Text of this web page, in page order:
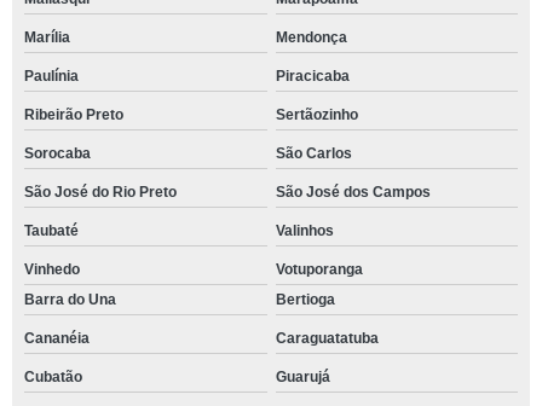
Marília Mendonça
Paulínia Piracicaba
Ribeirão Preto Sertãozinho
Sorocaba São Carlos
São José do Rio Preto São José dos Campos
Taubaté Valinhos
Vinhedo
Votuporanga
Barra do Una
Bertioga
Cananéia Caraguatatuba
Cubatão Guarujá